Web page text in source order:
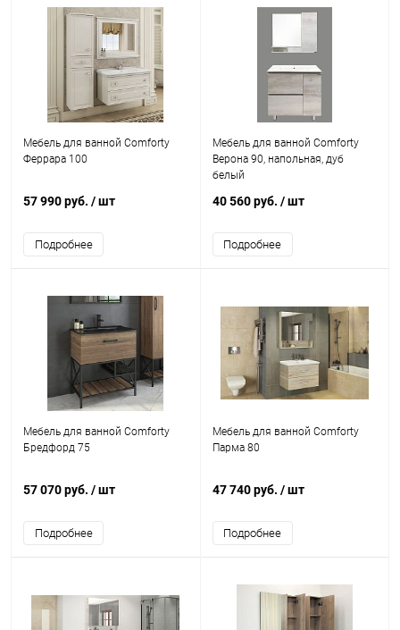
Мебель для ванной Comforty
Феррара 100
57 990 руб. / шт
Подробнее
Мебель для ванной Comforty
Верона 90, напольная, дуб
белый
40 560 руб. / шт
Подробнее
Мебель для ванной Comforty
Бредфорд 75
57 070 руб. / шт
Подробнее
Мебель для ванной Comforty
Парма 80
47 740 руб. / шт
Подробнее